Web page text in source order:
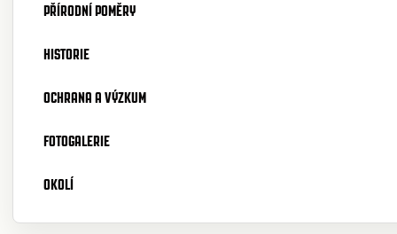
PŘÍRODNÍ POMĚRY
HISTORIE
OCHRANA A VÝZKUM
FOTOGALERIE
OKOLÍ